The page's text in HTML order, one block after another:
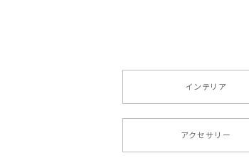
インテリア
アクセサリー